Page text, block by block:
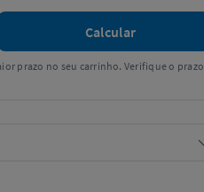
Calcular
prazo no seu carrinho. Verifique o prazo